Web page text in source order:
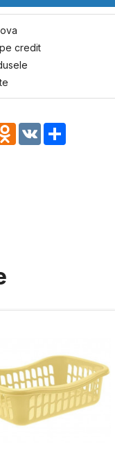
credit
Odnoklassniki
VK